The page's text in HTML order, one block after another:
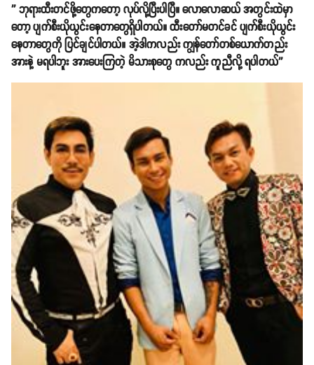
'' ဘုရားထီးတင်ဖို့တွေကတော့ လုပ်လို့ပြီးပါပြီ။ လောလောဆယ် အတွင်းထဲမှာ
တော့ ပျက်စီးယိုယွင်းနေတာတွေရှိပါတယ်။ ထီးတော်မတင်ခင် ပျက်စီးယိုယွင်း
နေတာတွေကို ပြင်ချင်ပါတယ်။ အဲ့ဒါကလည်း ကျွန်တော်တစ်ယောက်တည်း
အားနဲ့ မရပါဘူး အားပေးကြတဲ့ မိသားစုတွေ ကလည်း ကူညီလို့ ရပါတယ်''